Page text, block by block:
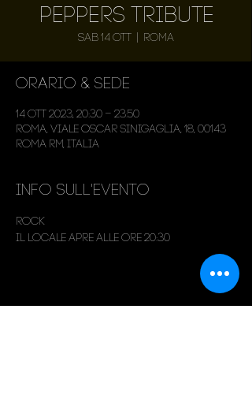
Peppers Tribute
sab 14 ott Roma
Orario & Sede
14 ott 2023, 20:30 – 23:50
Roma, Viale Oscar Sinigaglia, 18, 00143
Roma RM, Italia
Info sull'evento
Rock
Il locale apre alle ore 20:30